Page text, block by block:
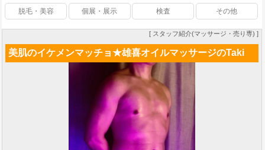
脱毛・美容 個展・展示 検査 その他
[ スタッフ紹介(マッサージ・売り専) ]
美肌のイケメンマッチョ★雄喜オイルマッサージのTaki